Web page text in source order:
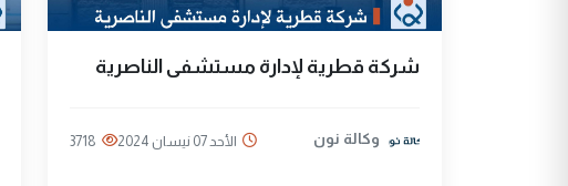
شركة قطرية لإدارة مستشفى الناصرية
وكالة نون الأحد 07 نيسان 2024 3718